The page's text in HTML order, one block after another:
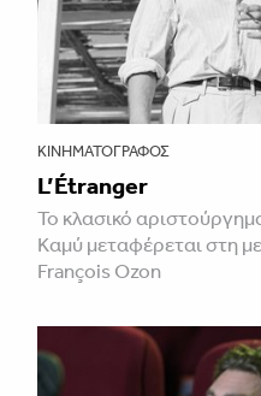
ΚΙΝΗΜΑΤΟΓΡΆΦΟΣ
L’Étranger
Το κλασικό
Καμύ μεταφέρεται στη
François Ozon